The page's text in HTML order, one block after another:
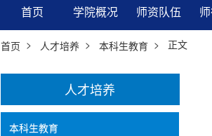
首页 学院概况 师资队伍
首页 > 人才培养 > 本科生教育> 正文
人才培养
本科生教育